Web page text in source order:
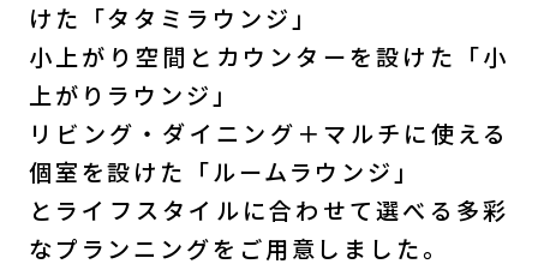
けた「タタミラウンジ」
小上がり空間とカウンターを設けた「小
上がりラウンジ」
リビング・ダイニング＋マルチに使える
個室を設けた「ルームラウンジ」
とライフスタイルに合わせて選べる多彩
なプランニングをご用意しました。